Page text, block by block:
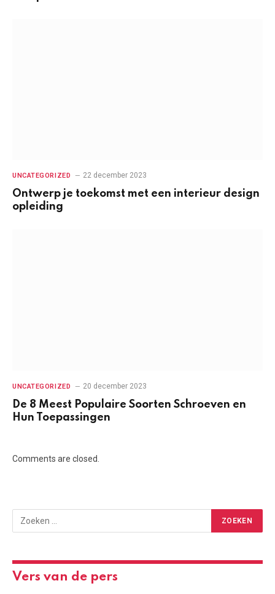
UNCATEGORIZED 22 december 2023
Ontwerp je toekomst met een interieur design
opleiding
UNCATEGORIZED 20 december 2023
De 8 Meest Populaire Soorten Schroeven en
Hun Toepassingen
Comments are closed.
Vers van de pers